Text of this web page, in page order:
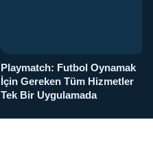
Playmatch: Futbol Oynamak
İçin Gereken Tüm Hizmetler
Tek Bir Uygulamada